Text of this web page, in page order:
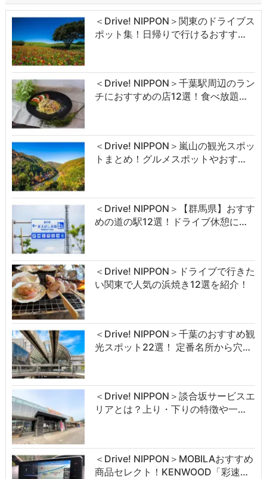
＜Drive! NIPPON＞関東のドライブス
ポット集！日帰りで行けるおすす…
＜Drive! NIPPON＞千葉駅周辺のラン
チにおすすめの店12選！食べ放題…
＜Drive! NIPPON＞嵐山の観光スポッ
トまとめ！グルメスポットやおす…
＜Drive! NIPPON＞【群馬県】おすす
めの道の駅12選！ドライブ休憩に…
＜Drive! NIPPON＞ドライブで行きた
い関東で人気の浜焼き12選を紹介！
＜Drive! NIPPON＞千葉のおすすめ観
光スポット22選！ 定番名所から穴…
＜Drive! NIPPON＞談合坂サービスエ
リアとは？上り・下りの特徴や一…
＜Drive! NIPPON＞MOBILAおすすめ
商品セレクト！KENWOOD「彩速…